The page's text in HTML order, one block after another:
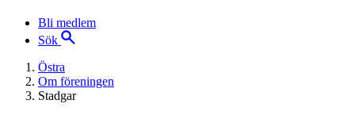
Bli medlem
Sök
Östra
Om föreningen
Stadgar